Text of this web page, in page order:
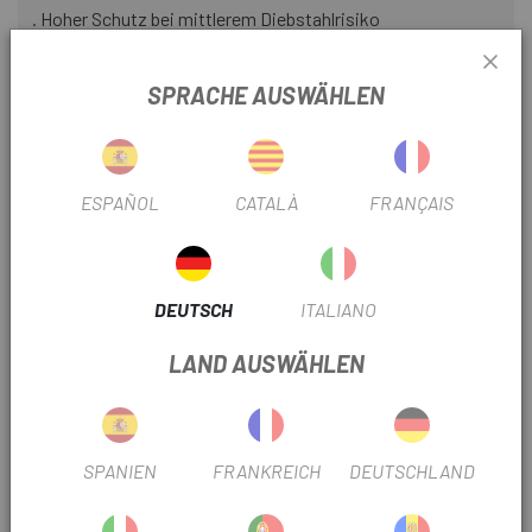
. Hoher Schutz bei mittlerem Diebstahlrisiko
. Je länger das Kabel ist, desto einfacher lässt sich das
Fahrrad an einem festen Gegenstand befestigen
. 8-mm-Kette mit quadratischem Querschnitt, ummantelt
mit einem langlebigen und hochflexiblen Funktionsnetz, um
Schäden am Fahrradlack zu verhindern
. Die Kette sowie der Schlosskörper und andere Elemente
bestehen aus gehärtetem Spezialstahl
die Kette um die Sattelstütze gewickelt wird (85 cm Länge).
TRUSTED SHOPS REVIEWS
SPRACHE AUSWÄHLEN
ESPAÑOL CATALÀ FRANÇAIS
DEUTSCH ITALIANO
LAND AUSWÄHLEN
SPANIEN FRANKREICH DEUTSCHLAND